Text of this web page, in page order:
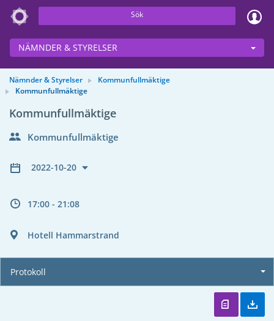
Sök
NÄMNDER & STYRELSER
Nämnder & Styrelser
Kommunfullmäktige
Kommunfullmäktige
Kommunfullmäktige
Kommunfullmäktige
2022-10-20
17:00 - 21:08
Hotell Hammarstrand
Protokoll